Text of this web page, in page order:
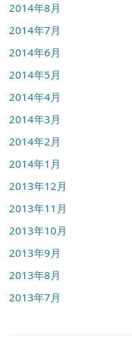
2014年8月
2014年7月
2014年6月
2014年5月
2014年4月
2014年3月
2014年2月
2014年1月
2013年12月
2013年11月
2013年10月
2013年9月
2013年8月
2013年7月